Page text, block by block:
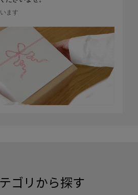
ます
ゴリから探す